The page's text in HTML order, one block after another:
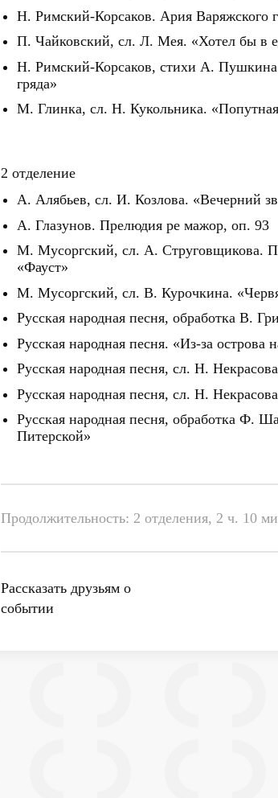
Н. Римский-Корсаков. Ария Варяжского
П. Чайковский, сл. Л. Мея. «Хотел бы в
Н. Римский-Корсаков, стихи А. Пушкина.
гряда»
М. Глинка, сл. Н. Кукольника.
2 отделение
А. Алябьев, сл. И. Козлова. «Вечерний
А. Глазунов. Прелюдия ре мажор, оп. 93
М. Мусоргский, сл. А. Струговщикова.
«Фауст»
М. Мусоргский, сл. В. Курочкина.
Русская народная песня, обработка В.
Русская народная песня. «Из-за острова
Русская народная песня, сл. Н.
Русская народная песня, сл. Н.
Русская народная песня, обработка Ф.
Питерской»
Продолжительность: 2 отделения, 2 ч. 10
Рассказать друзьям о
событии